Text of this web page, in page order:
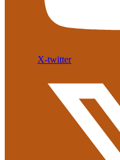
X-twitter